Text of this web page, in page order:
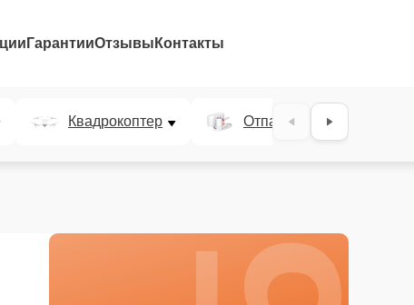
ГарантииОтзывы Контакты
Квадрокоптер Отпариватель